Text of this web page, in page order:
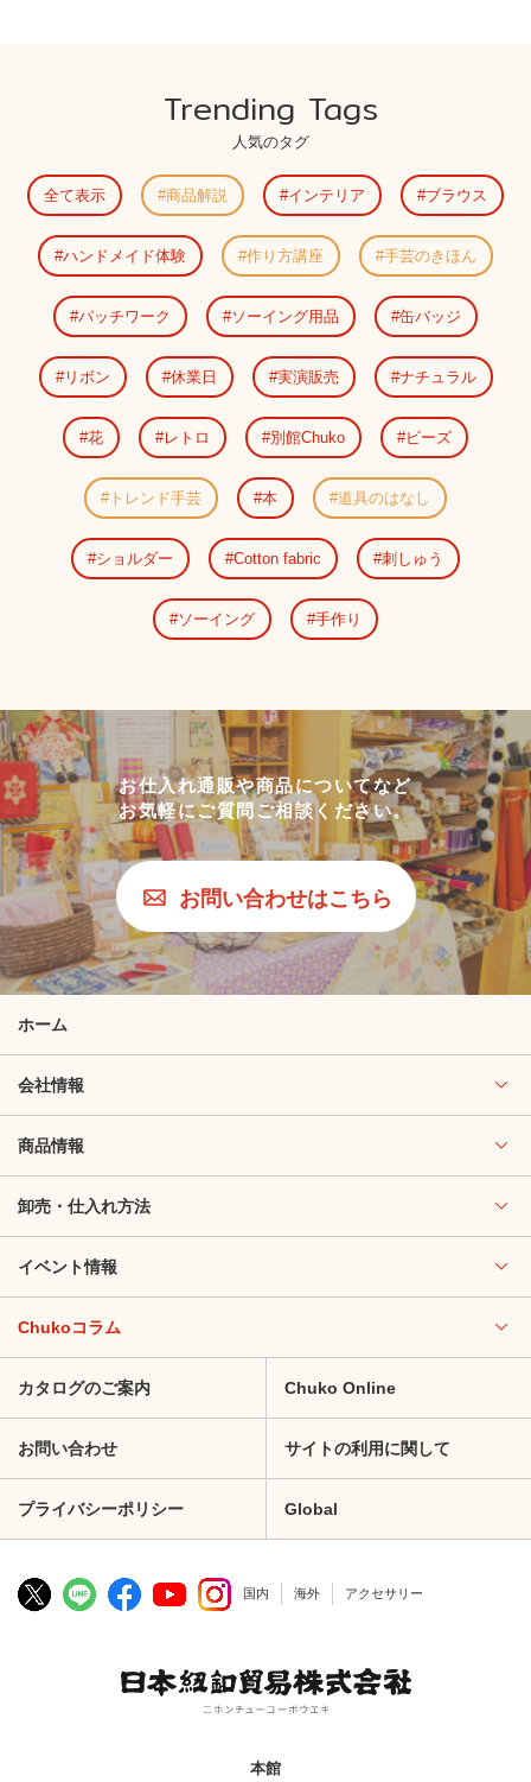
Trending Tags
人気のタグ
全て表示 商品解説 インテリア ブラウス
ハンドメイド体験 作り方講座 手芸のきほん
パッチワーク ソーイング用品 缶バッジ
リボン 休業日 実演販売 ナチュラル
花 レトロ 別館Chuko ビーズ
トレンド手芸 本 道具のはなし
ショルダー Cotton fabric 刺しゅう
ソーイング 手作り
お仕入れ通販や商品についてなど
お気軽にご質問ご相談ください。
お問い合わせはこちら
ホーム
会社情報
商品情報
卸売・仕入れ方法
イベント情報
Chukoコラム
カタログのご案内 Chuko Online
お問い合わせ サイトの利用に関して
プライバシーポリシー Global
国内 海外 アクセサリー
本館